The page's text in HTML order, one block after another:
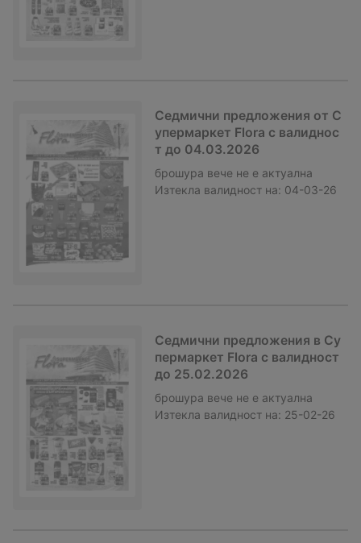
Седмични предложения от С
упермаркет Flora с валиднос
т до 04.03.2026
брошура вече не е актуална
Изтекла валидност на: 04-03-26
Седмични предложения в Су
пермаркет Flora с валидност
до 25.02.2026
брошура вече не е актуална
Изтекла валидност на: 25-02-26